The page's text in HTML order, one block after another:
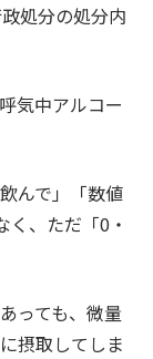
処分の処分内
気中アルコー
んで」「数値
、ただ「0・
っても、微量
摂取してしま